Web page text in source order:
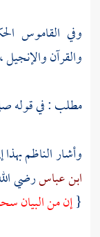
وفي القاموس
والقرآن
مطلب : في قوله
وأشارالناظم
ابن عباسرضي
{إن من البيان